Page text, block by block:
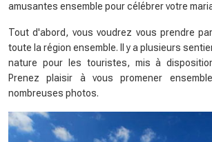
amusantes ensemble pour célébrer votre
Tout d'abord, vous voudrez vous prendre
toute la région ensemble. Il y a plusieurs
nature pour les touristes, mis à
Prenez plaisir à vous promener
nombreuses photos.